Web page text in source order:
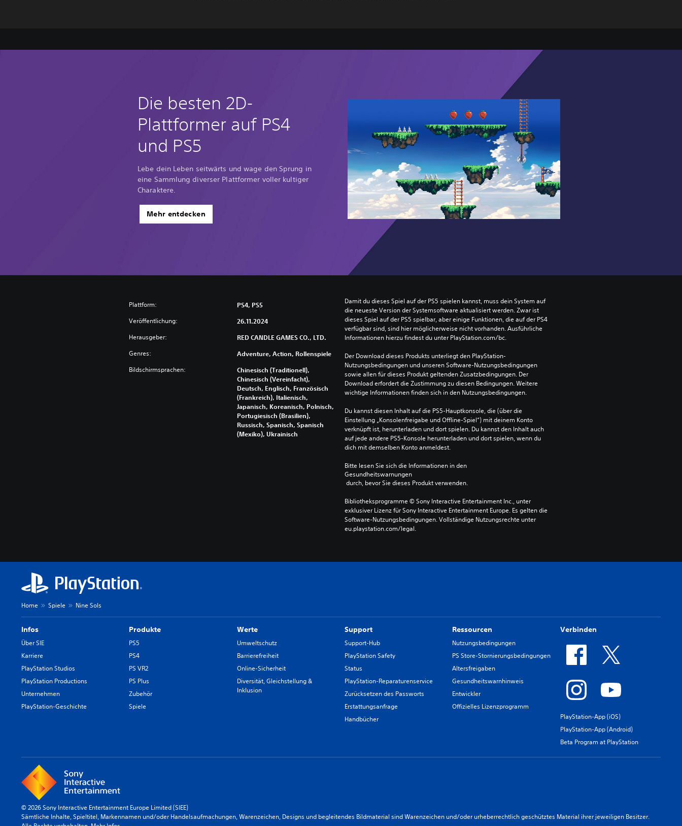
Die besten 2D-
Plattformer auf PS4
und PS5
Lebe dein Leben seitwärts und wage den Sprung in
eine Sammlung diverser Plattformer voller kultiger
Charaktere.
Mehr entdecken
Plattform: PS4, PS5
Veröffentlichung: 26.11.2024
Herausgeber: RED CANDLE GAMES CO., LTD.
Genres: Adventure, Action, Rollenspiele
Bildschirmsprachen:
Chinesisch (Traditionell),
Chinesisch (Vereinfacht),
Deutsch, Englisch, Französisch
(Frankreich), Italienisch,
Japanisch, Koreanisch, Polnisch,
Portugiesisch (Brasilien),
Russisch, Spanisch, Spanisch
(Mexiko), Ukrainisch
Damit du dieses Spiel auf der PS5 spielen kannst, muss dein System auf
die neueste Version der Systemsoftware aktualisiert werden. Zwar ist
dieses Spiel auf der PS5 spielbar, aber einige Funktionen, die auf der PS4
verfügbar sind, sind hier möglicherweise nicht vorhanden. Ausführliche
Informationen hierzu findest du unter PlayStation.com/bc.
Der Download dieses Produkts unterliegt den PlayStation-
Nutzungsbedingungen und unseren Software-Nutzungsbedingungen
sowie allen für dieses Produkt geltenden Zusatzbedingungen. Der
Download erfordert die Zustimmung zu diesen Bedingungen. Weitere
wichtige Informationen finden sich in den Nutzungsbedingungen.
Du kannst diesen Inhalt auf die PS5-Hauptkonsole, die (über die
Einstellung „Konsolenfreigabe und Offline-Spiel“) mit deinem Konto
verknüpft ist, herunterladen und dort spielen. Du kannst den Inhalt auch
auf jede andere PS5-Konsole herunterladen und dort spielen, wenn du
dich mit demselben Konto anmeldest.
Bitte lesen Sie sich die Informationen in den
Gesundheitswarnungen
durch, bevor Sie dieses Produkt verwenden.
Bibliotheksprogramme © Sony Interactive Entertainment Inc., unter
exklusiver Lizenz für Sony Interactive Entertainment Europe. Es gelten die
Software-Nutzungsbedingungen. Vollständige Nutzungsrechte unter
eu.playstation.com/legal.
Home Spiele Nine Sols
Infos
Über SIE
Karriere
PlayStation Studios
PlayStation Productions
Unternehmen
PlayStation-Geschichte
Produkte
PS5
PS4
PS VR2
PS Plus
Zubehör
Spiele
Werte
Umweltschutz
Barrierefreiheit
Online-Sicherheit
Diversität, Gleichstellung &
Inklusion
Support
Support-Hub
PlayStation Safety
Status
PlayStation-Reparaturenservice
Zurücksetzen des Passworts
Erstattungsanfrage
Handbücher
Ressourcen
Nutzungsbedingungen
PS Store-Stornierungsbedingungen
Altersfreigaben
Gesundheitswarnhinweis
Entwickler
Offizielles Lizenzprogramm
Verbinden
PlayStation-App (iOS)
PlayStation-App (Android)
Beta Program at PlayStation
© 2026 Sony Interactive Entertainment Europe Limited (SIEE)
Sämtliche Inhalte, Spieltitel, Markennamen und/oder Handelsaufmachungen, Warenzeichen, Designs und begleitendes Bildmaterial sind Warenzeichen und/oder urheberrechtlich geschütztes Material ihrer jeweiligen Besitzer.